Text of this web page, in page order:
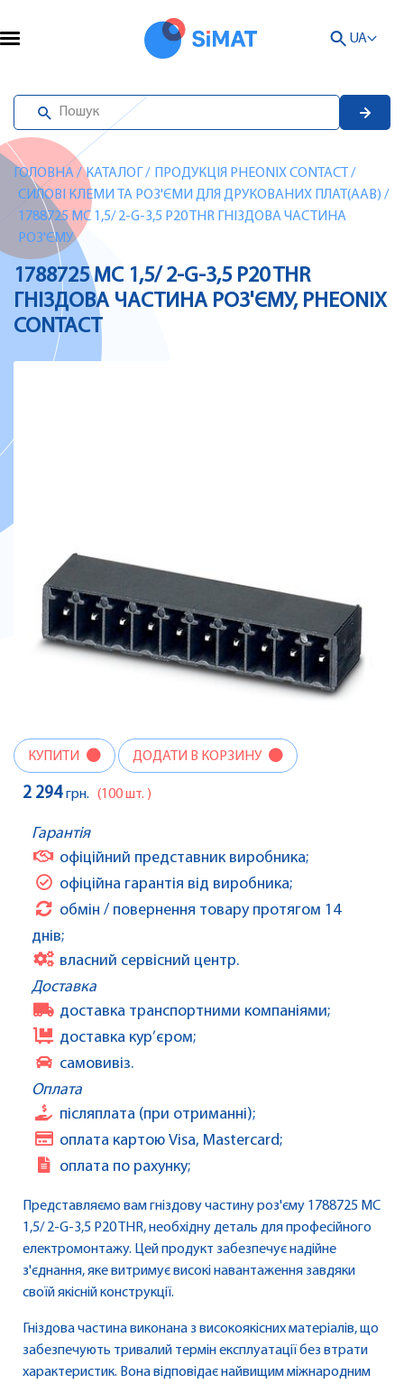
UA
ГОЛОВНА/ КАТАЛОГ / ПРОДУКЦІЯ PHEONIX CONTACT /
СИЛОВІ КЛЕМИ ТА РОЗ'ЄМИ ДЛЯ ДРУКОВАНИХ ПЛАТ(AAB) /
1788725 MC 1,5/ 2-G-3,5 P20 THR ГНІЗДОВА ЧАСТИНА
РОЗ'ЄМУ
1788725 MC 1,5/ 2-G-3,5 P20 THR
ГНІЗДОВА ЧАСТИНА РОЗ'ЄМУ, PHEONIX
CONTACT
КУПИТИ ДОДАТИ В КОРЗИНУ
2 294грн. (100 шт. )
Гарантія
офіційний представник виробника;
офіційна гарантія від виробника;
обмін / повернення товару протягом 14
днів;
власний сервісний центр.
Доставка
доставка транспортними компаніями;
доставка кур’єром;
самовивіз.
Оплата
післяплата (при отриманні);
оплата картою Visa, Mastercard;
оплата по рахунку;
Представляємо вам гніздову частину роз'єму 1788725 MC
1,5/ 2-G-3,5 P20 THR, необхідну деталь для професійного
електромонтажу. Цей продукт забезпечує надійне
з'єднання, яке витримує високі навантаження завдяки
своїй якісній конструкції.
Гніздова частина виконана з високоякісних матеріалів, що
забезпечують тривалий термін експлуатації без втрати
характеристик. Вона відповідає найвищим міжнародним